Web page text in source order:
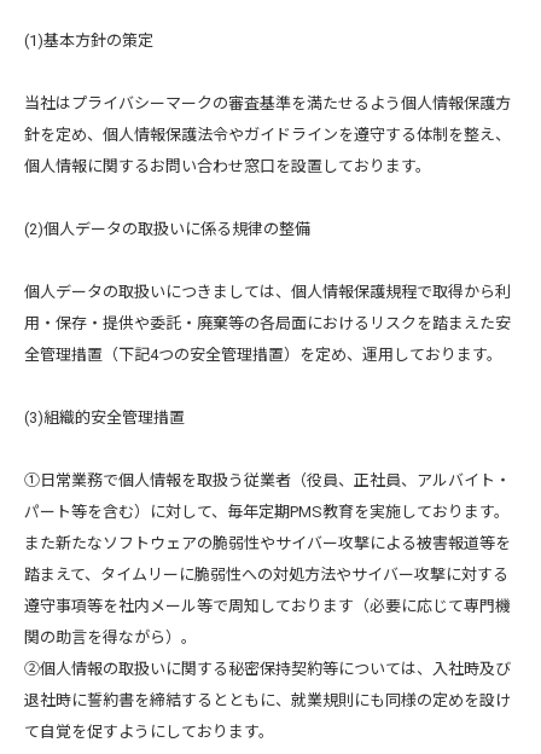
(1)基本方針の策定
当社はプライバシーマークの審査基準を満たせるよう個人情報保護方
針を定め、個人情報保護法令やガイドラインを遵守する体制を整え、
個人情報に関するお問い合わせ窓口を設置しております。
(2)個人データの取扱いに係る規律の整備
個人データの取扱いにつきましては、個人情報保護規程で取得から利
用・保存・提供や委託・廃棄等の各局面におけるリスクを踏まえた安
全管理措置（下記4つの安全管理措置）を定め、運用しております。
(3)組織的安全管理措置
①日常業務で個人情報を取扱う従業者（役員、正社員、アルバイト・
パート等を含む）に対して、毎年定期PMS教育を実施しております。
また新たなソフトウェアの脆弱性やサイバー攻撃による被害報道等を
踏まえて、タイムリーに脆弱性への対処方法やサイバー攻撃に対する
遵守事項等を社内メール等で周知しております（必要に応じて専門機
関の助言を得ながら）。
②個人情報の取扱いに関する秘密保持契約等については、入社時及び
退社時に誓約書を締結するとともに、就業規則にも同様の定めを設け
て自覚を促すようにしております。